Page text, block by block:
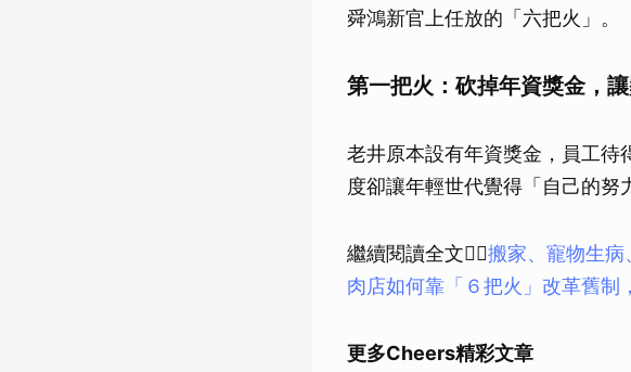
舜鴻新官上任放的「六把火」。
第一把火：砍掉年資獎金，
老井原本設有年資獎金，員工待
度卻讓年輕世代覺得「自己的
繼續閱讀全文👉🏻搬家、寵物生
肉店如何靠「６把火」改革舊制
更多Cheers精彩文章